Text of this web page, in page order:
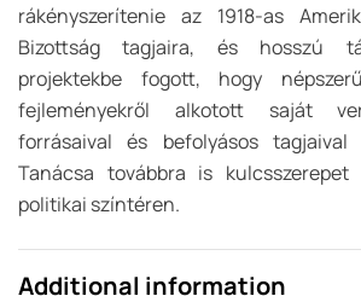
rákényszerítenie az 1918-as
Bizottság tagjaira, és hosszú
projektekbe fogott, hogy
fejleményekről alkotott saját
forrásaival és befolyásos tagjaival
Tanácsa továbbra is
politikai színtéren.
Additional information